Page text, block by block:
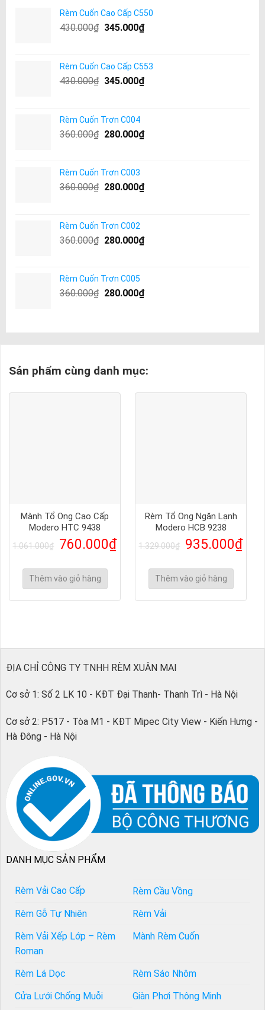
Rèm Cuốn Cao Cấp C550
430.000₫ 345.000₫
Rèm Cuốn Cao Cấp C553
430.000₫ 345.000₫
Rèm Cuốn Trơn C004
360.000₫ 280.000₫
Rèm Cuốn Trơn C003
360.000₫ 280.000₫
Rèm Cuốn Trơn C002
360.000₫ 280.000₫
Rèm Cuốn Trơn C005
360.000₫ 280.000₫
Sản phẩm cùng danh mục:
Mành Tổ Ong Cao Cấp
Modero HTC 9438
1.061.000₫ 760.000₫
Thêm vào giỏ hàng
Rèm Tổ Ong Ngăn Lạnh
Modero HCB 9238
1.329.000₫ 935.000₫
Thêm vào giỏ hàng
ĐỊA CHỈ CÔNG TY TNHH RÈM XUÂN MAI
Cơ sở 1: Số 2 LK 10 - KĐT Đại Thanh- Thanh Trì - Hà Nội
Cơ sở 2: P517 - Tòa M1 - KĐT Mipec City View - Kiến Hưng -
Hà Đông - Hà Nội
DANH MỤC SẢN PHẨM
Rèm Vải Cao Cấp
Rèm Cầu Vồng
Rèm Gỗ Tự Nhiên
Rèm Vải
Rèm Vải Xếp Lớp – Rèm
Roman
Mành Rèm Cuốn
Rèm Lá Dọc
Rèm Sáo Nhôm
Cửa Lưới Chống Muỗi
Giàn Phơi Thông Minh